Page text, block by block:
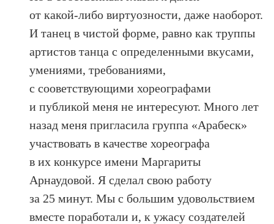
от какой‑либо виртуозности, даже наоборот.
И танец в чистой форме, равно как труппы
артистов танца с определенными вкусами,
умениями, требованиями,
с сооветствующими хореографами
и публикой меня не интересуют. Много лет
назад меня пригласила группа «Арабеск»
участвовать в качестве хореографа
в их конкурсе имени Маргариты
Арнаудовой. Я сделал свою работу
за 25 минут. Мы с большим удовольствием
вместе поработали и, к ужасу создателей